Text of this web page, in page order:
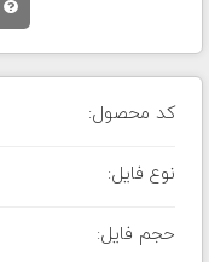
کد محصول:
نوع فایل:
حجم فایل: